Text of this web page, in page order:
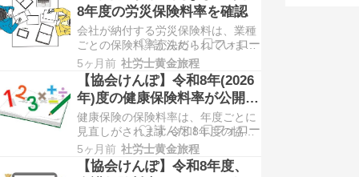
います。 社会保険労務士の鈴木翔太
郎と申します。 職務上請求という手
続きには、専用の請求書が必要で
す。 請求書はど…
8年度の労災保険料率を確認
会社が納付する労災保険料は、業種
ごとの保険料率が決められていま
す。 令和8年度の労災保険料率は、
どうなるのでしょうか。 ブログへお
越しいただきありがとうございま
す。 社会保険労務士の鈴木翔太郎と
申します。 労災保険料は、賃金の額
に保険料率を掛けて算出します。 労
災保険料率は、業…
5ヶ月前 社労士黄金旅程
【協会けんぽ】令和8年(2026
年)度の健康保険料率が公開さ
れました【都道府県別】
健康保険の保険料率は、年度ごとに
見直しがされます 令和8年度の協会
けんぽの保険料率はどれくらいでし
ょうか ブログへお越しいただきあり
5ヶ月前 社労士黄金旅程
【協会けんぽ】令和8年度、